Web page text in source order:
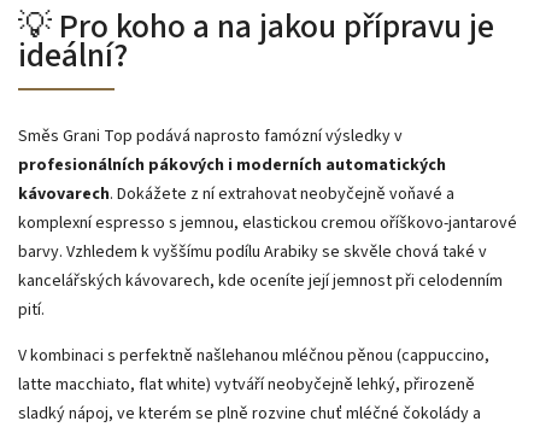
💡 Pro koho a na jakou přípravu je
ideální?
Směs Grani Top podává naprosto famózní výsledky v
profesionálních pákových i moderních automatických
kávovarech. Dokážete z ní extrahovat neobyčejně voňavé a
komplexní espresso s jemnou, elastickou cremou oříškovo-jantarové
barvy. Vzhledem k vyššímu podílu Arabiky se skvěle chová také v
kancelářských kávovarech, kde oceníte její jemnost při celodenním
pití.
V kombinaci s perfektně našlehanou mléčnou pěnou (cappuccino,
latte macchiato, flat white) vytváří neobyčejně lehký, přirozeně
sladký nápoj, ve kterém se plně rozvine chuť mléčné čokolády a